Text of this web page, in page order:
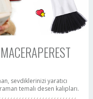
sevdiklerinizi yaratıcı
temalı desen kalıpları.